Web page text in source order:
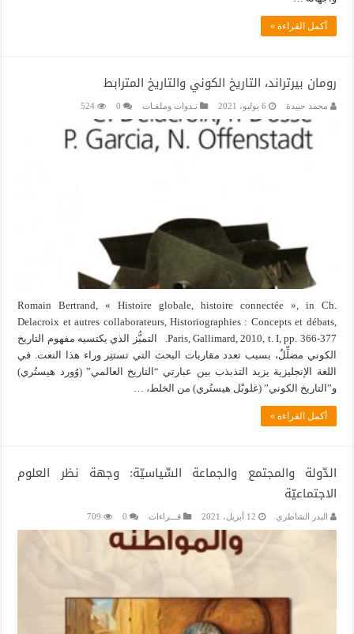
أكمل القراءة »
رومان بيرتراند، التاريخ الكوني والتاريخ المترابط
محمد حبيدة 6 يوليو، 2021 نـدوات وملفـات 0
524
Romain Bertrand, « Histoire globale, histoire connectée », in Ch.
Delacroix et autres collaborateurs, Historiographies : Concepts et débats,
Paris, Gallimard, 2010, t. I, pp. 366-377. التميُّز الذي يكتسيه مفهوم التاريخ
الكوني مضلِّلٌ، بسبب تعدد مقاربات البحث التي تستتِر وراء هذا النعت. في
اللغة الإنجليزية يزيد التذبذب بين عبارتي “التاريخ العالمي” (وُورد هيستُري)
و”التاريخ الكوني” (غلوبْل هيستُري) من الخلط، …
أكمل القراءة »
الدّولة والمجتمع والجماعة السِّياسيّة: وجهة نظر العلوم
الاجتماعيّة
البدر الشاطري 12 أبريل، 2021 قـــراءات 0
709